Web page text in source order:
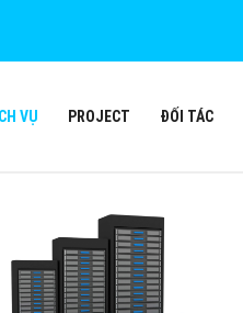
VỤ PROJECT ĐỐI TÁC